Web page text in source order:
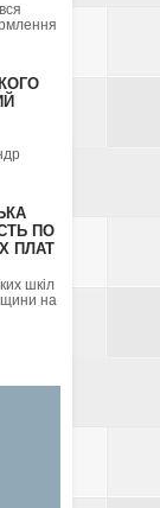
ПО
ПЛАТ
шкіл
на